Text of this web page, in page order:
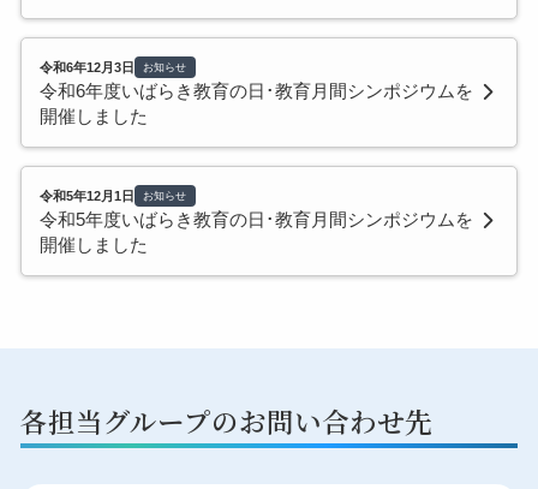
令和6年12月3日 お知らせ
令和6年度いばらき教育の日･教育月間シンポジウムを
開催しました
令和5年12月1日 お知らせ
令和5年度いばらき教育の日･教育月間シンポジウムを
開催しました
各担当グループのお問い合わせ先